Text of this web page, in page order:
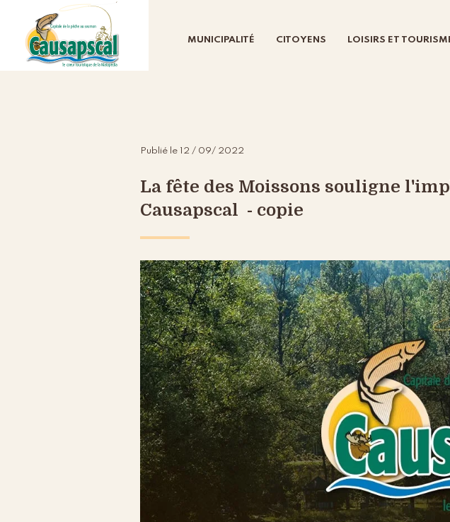
MUNICIPALITÉ CITOYENS LOISIRS ET
Publié le 12 / 09/ 2022
La fête des Moissons souligne
Causapscal - copie